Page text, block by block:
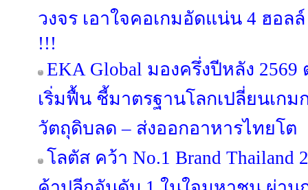
วงจร เอาใจคอเกมอัดแน่น 4 ฮอ
!!!
EKA Global มองครึ่งปีหลัง
เริ่มฟื้น ชี้มาตรฐานโลกเปลี่ยนเก
วัตถุดิบลด – ส่งออกอาหารไทยโต
โลตัส คว้า No.1 Brand